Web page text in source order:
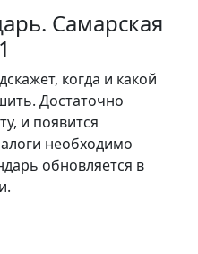
Самарская
когда и какой
Достаточно
и появится
необходимо
обновляется в